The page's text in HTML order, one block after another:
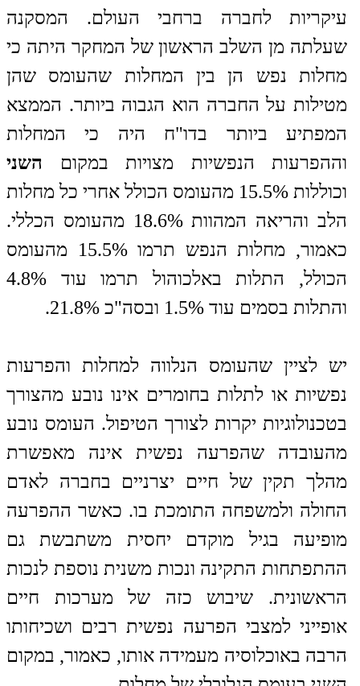
עיקריות לחברה ברחבי העולם. המסקנה
שעלתה מן השלב הראשון של המחקר היתה כי
מחלות נפש הן בין המחלות שהעומס שהן
מטילות על החברה הוא הגבוה ביותר. הממצא
המפתיע ביותר בדו"ח היה כי המחלות
וההפרעות הנפשיות מצויות במקום השני
וכוללות 15.5% מהעומס הכולל אחרי כל מחלות
הלב והריאה המהוות 18.6% מהעומס הכללי.
כאמור, מחלות הנפש תרמו 15.5% מהעומס
הכולל, התלות באלכוהול תרמו עוד 4.8%
והתלות בסמים עוד 1.5% ובסה"כ 21.8%.
יש לציין שהעומס הנלווה למחלות והפרעות
נפשיות או לתלות בחומרים אינו נובע מהצורך
בטכנולוגיות יקרות לצורך הטיפול. העומס נובע
מהעובדה שהפרעה נפשית אינה מאפשרת
מהלך תקין של חיים יצרניים בחברה לאדם
החולה ולמשפחה התומכת בו. כאשר ההפרעה
מופיעה בגיל מוקדם יחסית משתבשת גם
ההתפתחות התקינה ונכות משנית נוספת לנכות
הראשונית. שיבוש כזה של מערכות חיים
אופייני למצבי הפרעה נפשית רבים ושכיחותו
הרבה באוכלוסיה מעמידה אותו, כאמור, במקום